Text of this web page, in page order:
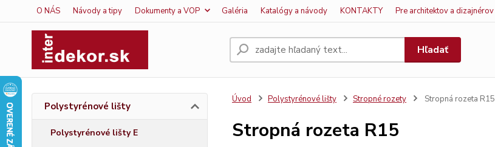
O NÁS Návody a tipy Dokumenty a VOP Galéria Katalógy a návody KONTAKTY Pre architektov a dizajnérov
Hľadať
Polystyrénové lišty
Polystyrénové lišty E
Úvod Polystyrénové lišty Stropné rozety Stropná rozeta R15
Stropná rozeta R15